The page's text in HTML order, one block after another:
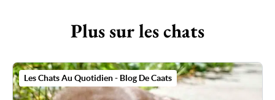
Plus sur les chats
Les Chats Au Quotidien - Blog De Caats